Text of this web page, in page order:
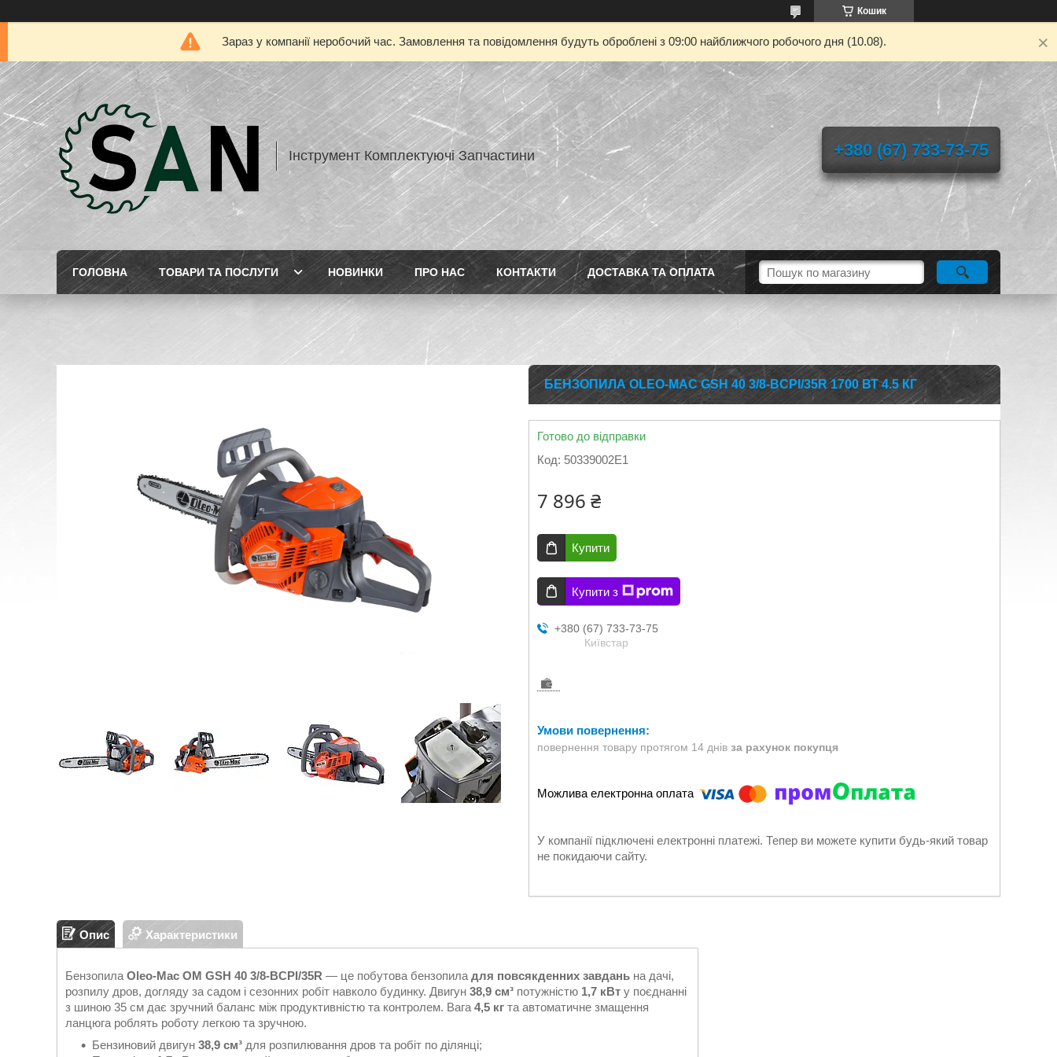
Кошик
Зараз у компанії неробочий час. Замовлення та повідомлення будуть оброблені з 09:00 найближчого робочого дня (10.08).
Інструмент Комплектуючі Запчастини +380 (67) 733-73-75
ГОЛОВНА ТОВАРИ ТА ПОСЛУГИ НОВИНКИ ПРО НАС КОНТАКТИ ДОСТАВКА ТА ОПЛАТА
БЕНЗОПИЛА OLEO-MAC GSH 40 3/8-BCPI/35R 1700 ВТ 4.5 КГ
Готово до відправки
Код: 50339002E1
7 896 ₴
Купити
Купити з
+380 (67) 733-73-75
Київстар
повернення товару протягом 14 днів за рахунок покупця
У компанії підключені електронні платежі. Тепер ви можете купити будь-який товар
не покидаючи сайту.
Опис Характеристики
Бензопила Oleo-Mac OM GSH 40 3/8-BCPI/35R — це побутова бензопила для повсякденних завдань на дачі,
розпилу дров, догляду за садом і сезонних робіт навколо будинку. Двигун 38,9 см³ потужністю 1,7 кВт у поєднанні
з шиною 35 см дає зручний баланс між продуктивністю та контролем. Вага 4,5 кг та автоматичне змащення
ланцюга роблять роботу легкою та зручною.
Бензиновий двигун 38,9 см³ для розпилювання дров та робіт по ділянці;